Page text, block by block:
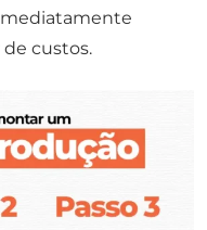
custos.